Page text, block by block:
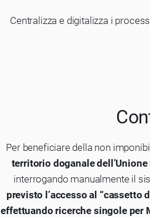
Centralizza e digitalizza i
Per beneficiare della non
territorio doganale dell’Unione
interrogando manualmente il
previsto l’accesso al “cassetto
effettuando ricerche singole per